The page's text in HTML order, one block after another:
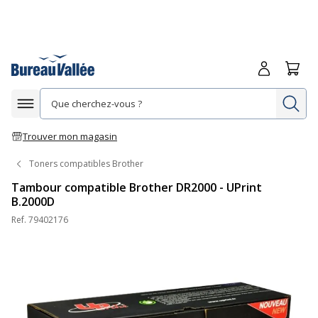
Afficher la navigation
Trouver mon magasin
Me
Toners compatibles Brother
Tambour compatible Brother DR2000 - UPrint
B.2000D
Ref. 79402176